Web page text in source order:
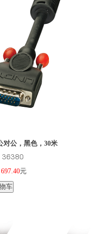
对公，黑色，30米
36380
697.40元
车